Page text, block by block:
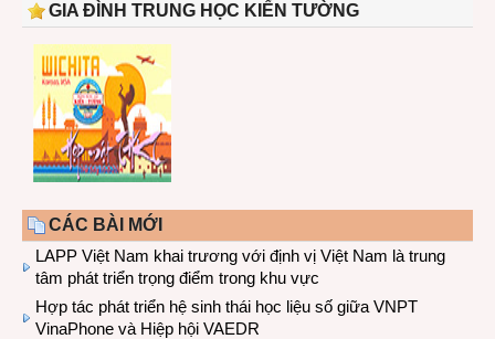
GIA ĐÌNH TRUNG HỌC KIẾN TƯỜNG
CÁC BÀI MỚI
LAPP Việt Nam khai trương với định vị Việt Nam là trung
tâm phát triển trọng điểm trong khu vực
Hợp tác phát triển hệ sinh thái học liệu số giữa VNPT
VinaPhone và Hiệp hội VAEDR